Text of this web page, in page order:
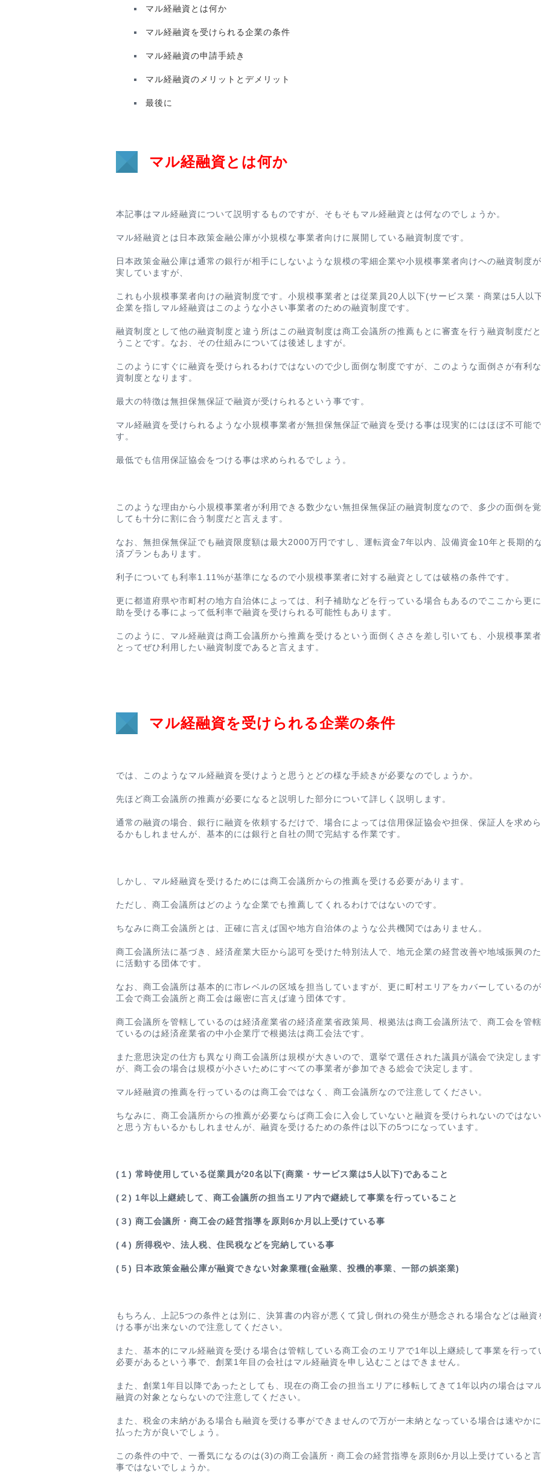
マル経融資とは何か
マル経融資を受けられる企業の条件
マル経融資の申請手続き
マル経融資のメリットとデメリット
最後に
マル経融資とは何か
本記事はマル経融資について説明するものですが、そもそもマル経融資とは何なのでしょうか。
マル経融資とは日本政策金融公庫が小規模な事業者向けに展開している融資制度です。
日本政策金融公庫は通常の銀行が相手にしないような規模の零細企業や小規模事業者向けへの融資制度
実していますが、
これも小規模事業者向けの融資制度です。小規模事業者とは従業員20人以下(サービス業・商業は5人以
企業を指しマル経融資はこのような小さい事業者のための融資制度です。
融資制度として他の融資制度と違う所はこの融資制度は商工会議所の推薦もとに審査を行う融資制度だ
うことです。なお、その仕組みについては後述しますが。
このようにすぐに融資を受けられるわけではないので少し面倒な制度ですが、このような面倒さが有利
資制度となります。
最大の特徴は無担保無保証で融資が受けられる という事です。
マル経融資を受けられるような小規模事業者が無担保無保証で融資を受ける事は現実的にはほぼ不可能で
す。
最低でも信用保証協会をつける事は求められるでしょう。
このような理由から小規模事業者が利用できる数少ない無担保無保証の融資制度なので、多少の面倒を
しても十分に割に合う制度だと言えます。
なお、無担保無保証でも融資限度額は最大2000万円ですし、運転資金7年以内、設備資金10年と長期的
済プランもあります。
利子についても利率1.11%が基準になるので小規模事業者に対する融資としては破格の条件です。
更に都道府県や市町村の地方自治体によっては、利子補助などを行っている場合もあるのでここから更
助を受ける事によって低利率で融資を受けられる可能性もあります。
このように、マル経融資は商工会議所から推薦を受けるという面倒くささを差し引いても、小規模事業
とってぜひ利用したい融資制度であると言えます。
マル経融資を受けられる企業の条件
では、このようなマル経融資を受けようと思うとどの様な手続きが必要なのでしょうか。
先ほど商工会議所の推薦が必要になると説明した部分について詳しく説明します。
通常の融資の場合、銀行に融資を依頼するだけで、場合によっては信用保証協会や担保、保証人を求め
るかもしれませんが、基本的には銀行と自社の間で完結する作業です。
しかし、マル経融資を受けるためには商工会議所からの推薦を受ける必要があります。
ただし、商工会議所はどのような企業でも推薦してくれるわけではないのです。
ちなみに商工会議所とは、正確に言えば国や地方自治体のような公共機関ではありません。
商工会議所法に基づき、経済産業大臣から認可を受けた特別法人で、地元企業の経営改善や地域振興の
に活動する団体です。
なお、商工会議所は基本的に市レベルの区域を担当していますが、更に町村エリアをカバーしているの
工会で商工会議所と商工会は厳密に言えば違う団体です。
商工会議所を管轄しているのは経済産業省の経済産業省政策局、根拠法は商工会議所法で、商工会を管
ているのは経済産業省の中小企業庁で根拠法は商工会法です。
また意思決定の仕方も異なり商工会議所は規模が大きいので、選挙で選任された議員が議会で決定します
が、商工会の場合は規模が小さいためにすべての事業者が参加できる総会で決定します。
マル経融資の推薦を行っているのは商工会ではなく、商工会議所なので注意してください 。
ちなみに、商工会議所からの推薦が必要ならば商工会に入会していないと融資を受けられないのではな
と思う方もいるかもしれませんが、融資を受けるための条件は以下の5つになっています。
(１) 常時使用している従業員が20名以下(商業・サービス業は5人以下)であること
(２) 1年以上継続して、商工会議所の担当エリア内で継続して事業を行っていること
(３) 商工会議所・商工会の経営指導を原則6か月以上受けている事
(４) 所得税や、法人税、住民税などを完納している事
(５) 日本政策金融公庫が融資できない対象業種(金融業、投機的事業、一部の娯楽業)
もちろん、上記5つの条件とは別に、決算書の内容が悪くて貸し倒れの発生が懸念される場合などは融資
ける事が出来ないので注意してください。
また、基本的にマル経融資を受ける場合は管轄している商工会のエリアで1年以上継続して事業を行って
必要があるという事で、創業1年目の会社はマル経融資を申し込むことはできません。
また、創業1年目以降であったとしても、現在の商工会の担当エリアに移転してきて1年以内の場合はマ
融資の対象とならないので注意してください。
また、税金の未納がある場合も融資を受ける事ができませんので万が一未納となっている場合は速やか
払った方が良いでしょう。
この条件の中で、一番気になるのは(3)の商工会議所・商工会の経営指導を原則6か月以上受けていると
事ではないでしょうか。